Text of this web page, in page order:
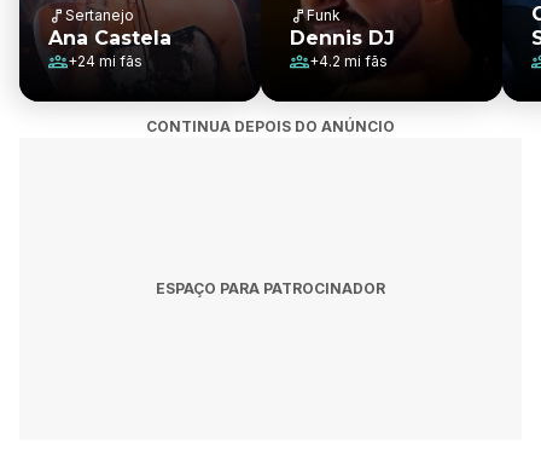
Sertanejo
Ana Castela
+24 mi fãs
Funk
Dennis DJ
+4.2 mi fãs
CONTINUA DEPOIS DO ANÚNCIO
ESPAÇO PARA PATROCINADOR